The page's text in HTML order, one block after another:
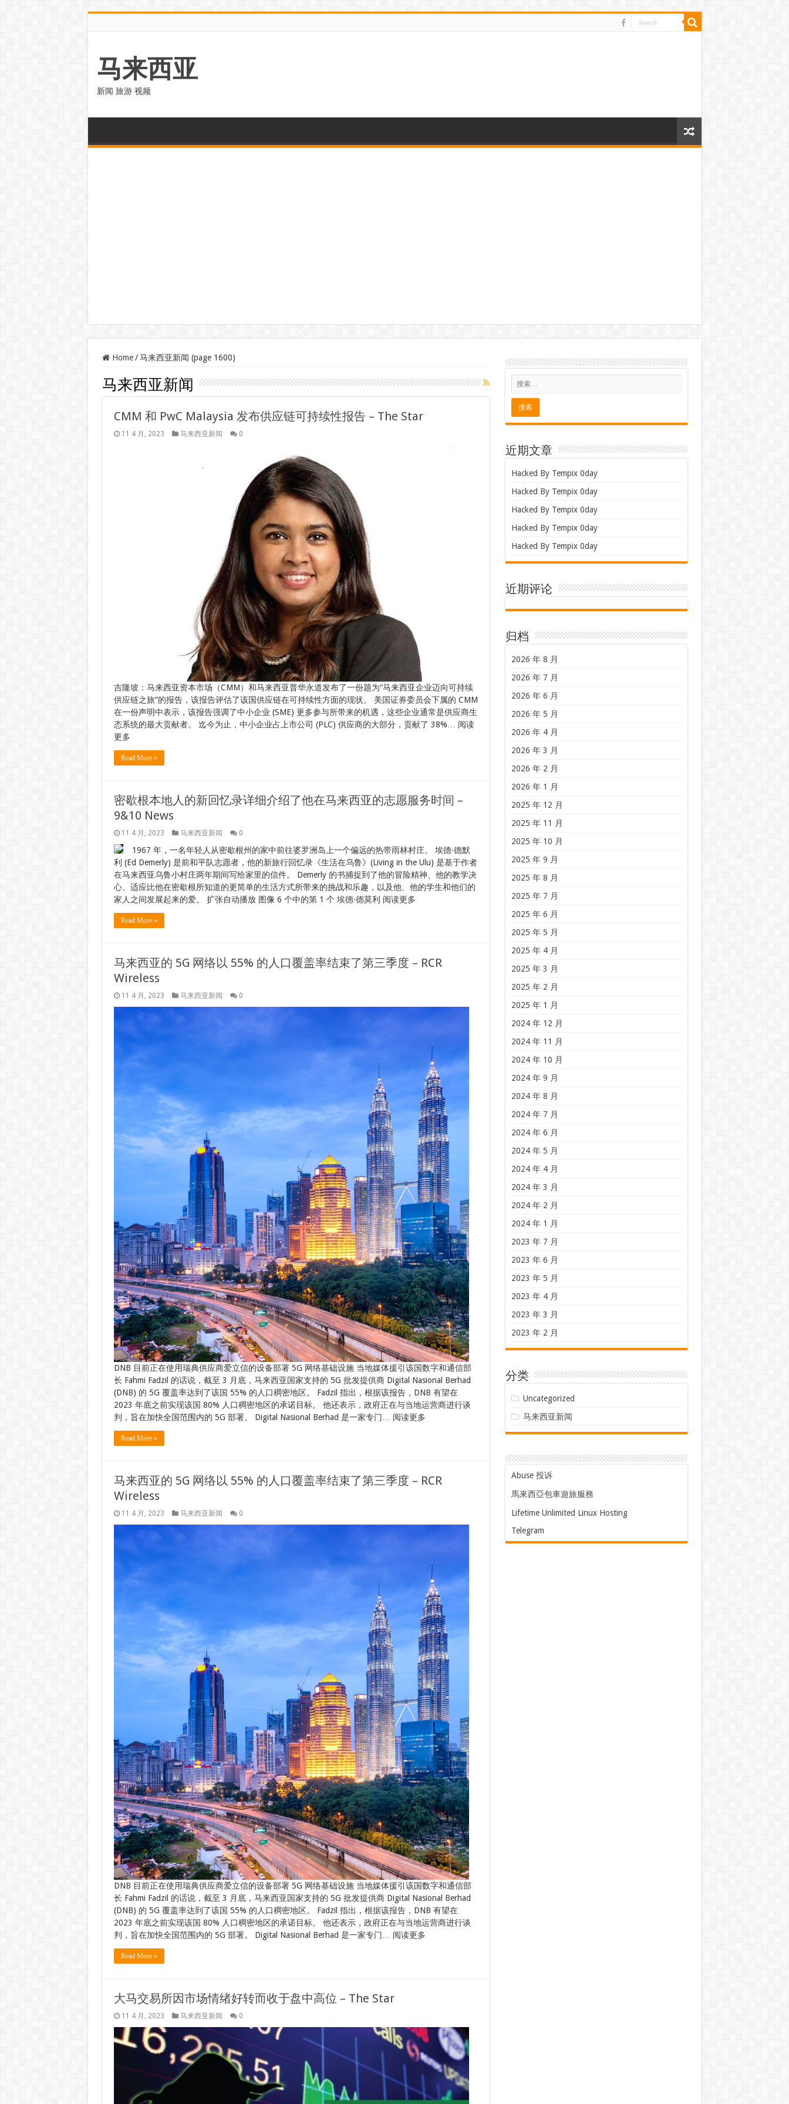
马来西亚
新闻 旅游 视频
Home / 马来西亚新闻 (page 1600)
马来西亚新闻
CMM 和 PwC Malaysia 发布供应链可持续性报告 – The Star
11 4 月, 2023 马来西亚新闻 0
吉隆坡：马来西亚资本市场（CMM）和马来西亚普华永道发布了一份题为“马来西亚企业迈向可持续
供应链之旅”的报告，该报告评估了该国供应链在可持续性方面的现状。 美国证券委员会下属的 CMM
在一份声明中表示，该报告强调了中小企业 (SME) 更多参与所带来的机遇，这些企业通常是供应商生
态系统的最大贡献者。 迄今为止，中小企业占上市公司 (PLC) 供应商的大部分，贡献了 38%… 阅读
更多
Read More »
密歇根本地人的新回忆录详细介绍了他在马来西亚的志愿服务时间 –
9&10 News
11 4 月, 2023 马来西亚新闻 0
1967 年，一名年轻人从密歇根州的家中前往婆罗洲岛上一个偏远的热带雨林村庄。 埃德·德默
利 (Ed Demerly) 是前和平队志愿者，他的新旅行回忆录《生活在乌鲁》(Living in the Ulu) 是基于作者
在马来西亚乌鲁小村庄两年期间写给家里的信件。 Demerly 的书捕捉到了他的冒险精神、他的教学决
心、适应比他在密歇根所知道的更简单的生活方式所带来的挑战和乐趣，以及他、他的学生和他们的
家人之间发展起来的爱。 扩张自动播放 图像 6 个中的第 1 个 埃德·德莫利 阅读更多
Read More »
马来西亚的 5G 网络以 55% 的人口覆盖率结束了第三季度 – RCR
Wireless
11 4 月, 2023 马来西亚新闻 0
DNB 目前正在使用瑞典供应商爱立信的设备部署 5G 网络基础设施 当地媒体援引该国数字和通信部
长 Fahmi Fadzil 的话说，截至 3 月底，马来西亚国家支持的 5G 批发提供商 Digital Nasional Berhad
(DNB) 的 5G 覆盖率达到了该国 55% 的人口稠密地区。 Fadzil 指出，根据该报告，DNB 有望在
2023 年底之前实现该国 80% 人口稠密地区的承诺目标。 他还表示，政府正在与当地运营商进行谈
判，旨在加快全国范围内的 5G 部署。 Digital Nasional Berhad 是一家专门… 阅读更多
Read More »
马来西亚的 5G 网络以 55% 的人口覆盖率结束了第三季度 – RCR
Wireless
11 4 月, 2023 马来西亚新闻 0
DNB 目前正在使用瑞典供应商爱立信的设备部署 5G 网络基础设施 当地媒体援引该国数字和通信部
长 Fahmi Fadzil 的话说，截至 3 月底，马来西亚国家支持的 5G 批发提供商 Digital Nasional Berhad
(DNB) 的 5G 覆盖率达到了该国 55% 的人口稠密地区。 Fadzil 指出，根据该报告，DNB 有望在
2023 年底之前实现该国 80% 人口稠密地区的承诺目标。 他还表示，政府正在与当地运营商进行谈
判，旨在加快全国范围内的 5G 部署。 Digital Nasional Berhad 是一家专门… 阅读更多
Read More »
大马交易所因市场情绪好转而收于盘中高位 – The Star
11 4 月, 2023 马来西亚新闻 0
近期文章
Hacked By Tempix 0day
Hacked By Tempix 0day
Hacked By Tempix 0day
Hacked By Tempix 0day
Hacked By Tempix 0day
近期评论
归档
2026 年 8 月
2026 年 7 月
2026 年 6 月
2026 年 5 月
2026 年 4 月
2026 年 3 月
2026 年 2 月
2026 年 1 月
2025 年 12 月
2025 年 11 月
2025 年 10 月
2025 年 9 月
2025 年 8 月
2025 年 7 月
2025 年 6 月
2025 年 5 月
2025 年 4 月
2025 年 3 月
2025 年 2 月
2025 年 1 月
2024 年 12 月
2024 年 11 月
2024 年 10 月
2024 年 9 月
2024 年 8 月
2024 年 7 月
2024 年 6 月
2024 年 5 月
2024 年 4 月
2024 年 3 月
2024 年 2 月
2024 年 1 月
2023 年 7 月
2023 年 6 月
2023 年 5 月
2023 年 4 月
2023 年 3 月
2023 年 2 月
分类
Uncategorized
马来西亚新闻
Abuse 投诉
馬來西亞包車遊旅服務
Lifetime Unlimited Linux Hosting
Telegram